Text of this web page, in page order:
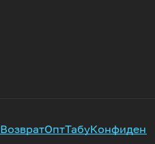
ВозвратОптТабу